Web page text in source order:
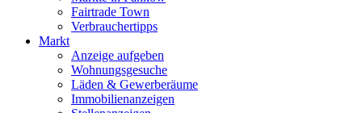
Fairtrade Town
Verbrauchertipps
Markt
Anzeige aufgeben
Wohnungsgesuche
Läden & Gewerberäume
Immobilienanzeigen